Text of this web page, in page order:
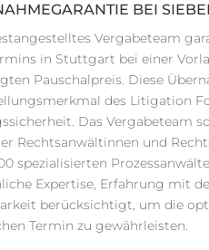
BEI
Vergabeteam
in Stuttgart bei einer
Pauschalpreis. Diese
des Litigation
Das Vergabeteam
Rechtsanwältinnen und
spezialisierten
Expertise, Erfahrung mit
berücksichtigt, um die
Termin zu gewährleisten.